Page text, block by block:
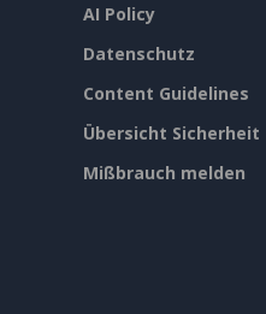
AI Policy
Datenschutz
Content Guidelines
Übersicht Sicherheit
Mißbrauch melden